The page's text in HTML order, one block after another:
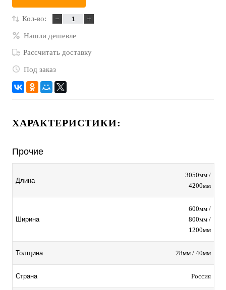
Кол-во:
Нашли дешевле
Рассчитать доставку
Под заказ
ХАРАКТЕРИСТИКИ:
Прочие
Длина
3050мм /
4200мм
Ширина
600мм /
800мм /
1200мм
Толщина 28мм / 40мм
Страна Россия